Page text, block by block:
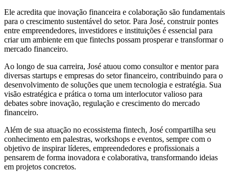
Ele acredita que inovação financeira e colaboração são fundamentais
para o crescimento sustentável do setor. Para José, construir pontes
entre empreendedores, investidores e instituições é essencial para
criar um ambiente em que fintechs possam prosperar e transformar o
mercado financeiro.
Ao longo de sua carreira, José atuou como consultor e mentor para
diversas startups e empresas do setor financeiro, contribuindo para o
desenvolvimento de soluções que unem tecnologia e estratégia. Sua
visão estratégica e prática o torna um interlocutor valioso para
debates sobre inovação, regulação e crescimento do mercado
financeiro.
Além de sua atuação no ecossistema fintech, José compartilha seu
conhecimento em palestras, workshops e eventos, sempre com o
objetivo de inspirar líderes, empreendedores e profissionais a
pensarem de forma inovadora e colaborativa, transformando ideias
em projetos concretos.